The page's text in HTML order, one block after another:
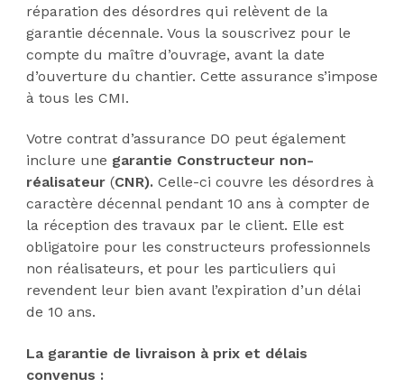
réparation des désordres qui relèvent de la
garantie décennale. Vous la souscrivez pour le
compte du maître d’ouvrage, avant la date
d’ouverture du chantier. Cette assurance s’impose
à tous les CMI.
Votre contrat d’assurance DO peut également
inclure une garantie Constructeur non-
réalisateur(CNR).Celle-ci couvre les désordres à
caractère décennal pendant 10 ans à compter de
la réception des travaux par le client. Elle est
obligatoire pour les constructeurs professionnels
non réalisateurs, et pour les particuliers qui
revendent leur bien avant l’expiration d’un délai
de 10 ans.
La garantie de livraison à prix et délais
convenus :